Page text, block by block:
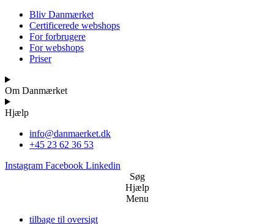
Bliv Danmærket
Certificerede webshops
For forbrugere
For webshops
Priser
Om Danmærket
Hjælp
info@danmaerket.dk
+45 23 62 36 53
Instagram Facebook Linkedin
Søg
Hjælp
Menu
tilbage til oversigt